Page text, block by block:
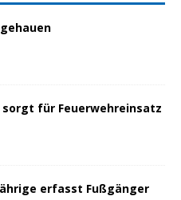
sorgt für Feuerwehreinsatz
erfasst Fußgänger